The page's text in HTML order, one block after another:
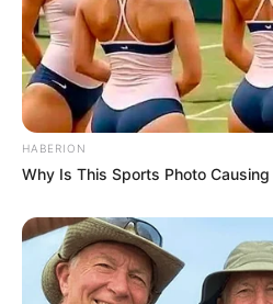
16 ส.ค. 2022
HABERION
Why Is This Sports Photo